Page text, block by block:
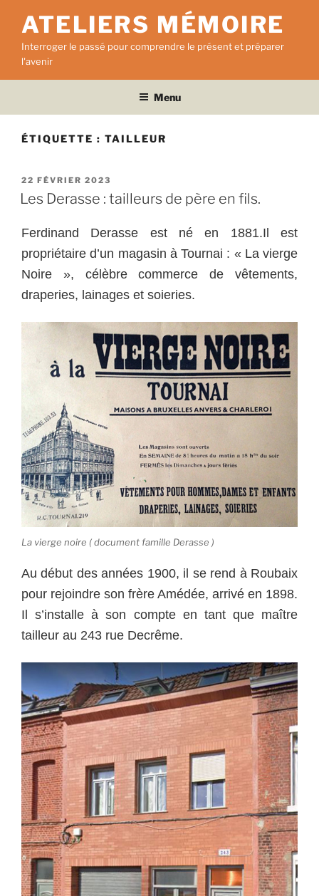
contenu
principal
ATELIERS MÉMOIRE
Interroger le passé pour comprendre le présent et préparer
l'avenir
Menu
ÉTIQUETTE : TAILLEUR
PUBLIÉ
LE
22 FÉVRIER 2023
Les Derasse : tailleurs de père en fils.
Ferdinand Derasse est né en 1881.Il est
propriétaire d’un magasin à Tournai : « La vierge
Noire », célèbre commerce de vêtements,
draperies, lainages et soieries.
La vierge noire ( document famille Derasse )
Au début des années 1900, il se rend à Roubaix
pour rejoindre son frère Amédée, arrivé en 1898.
Il s’installe à son compte en tant que maître
tailleur au 243 rue Decrême.